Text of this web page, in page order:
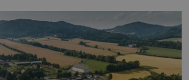
s věkem jako kdyby se paměť
Cvičte